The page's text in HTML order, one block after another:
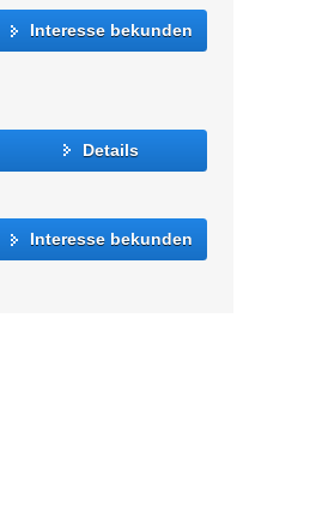
Interesse bekunden
Details
Interesse bekunden